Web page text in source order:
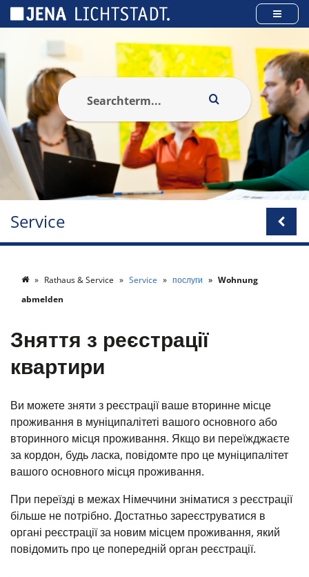
Service
Rathaus & Service Service послуги
Wohnung
abmelden
Зняття з реєстрації
квартири
Ви можете зняти з реєстрації ваше вторинне місце
проживання в муніципалітеті вашого основного або
вторинного місця проживання. Якщо ви переїжджаєте
за кордон, будь ласка, повідомте про це муніципалітет
вашого основного місця проживання.
При переїзді в межах Німеччини зніматися з реєстрації
більше не потрібно. Достатньо зареєструватися в
органі реєстрації за новим місцем проживання, який
повідомить про це попередній орган реєстрації.
Панель керування кукі